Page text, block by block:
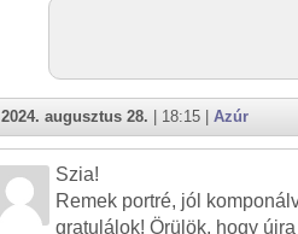
2024. augusztus 28. | 18:15 | Azúr
Szia!
Remek portré, jól
gratulálok! Örülök, hogy